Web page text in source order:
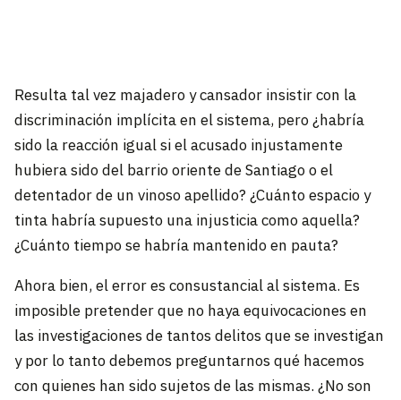
Resulta tal vez majadero y cansador insistir con la
discriminación implícita en el sistema, pero ¿habría
sido la reacción igual si el acusado injustamente
hubiera sido del barrio oriente de Santiago o el
detentador de un vinoso apellido? ¿Cuánto espacio y
tinta habría supuesto una injusticia como aquella?
¿Cuánto tiempo se habría mantenido en pauta?
Ahora bien, el error es consustancial al sistema. Es
imposible pretender que no haya equivocaciones en
las investigaciones de tantos delitos que se investigan
y por lo tanto debemos preguntarnos qué hacemos
con quienes han sido sujetos de las mismas. ¿No son